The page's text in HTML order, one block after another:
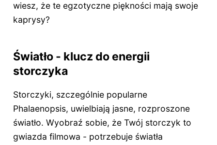
wiesz, że te egzotyczne piękności mają swoje
kaprysy?
Światło - klucz do energii
storczyka
Storczyki, szczególnie popularne
Phalaenopsis, uwielbiają jasne, rozproszone
światło. Wyobraź sobie, że Twój storczyk to
gwiazda filmowa - potrzebuje światła